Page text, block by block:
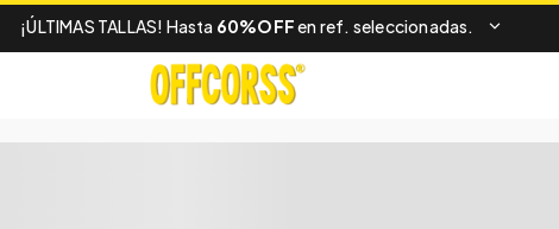
¡ÚLTIMAS TALLAS! Hasta 60%OFFen ref. seleccionadas.